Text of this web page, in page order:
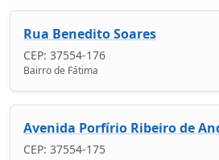
Rua Benedito Soares
CEP: 37554-176
Bairro de Fátima
Avenida Porfírio Ribeiro de
CEP: 37554-175